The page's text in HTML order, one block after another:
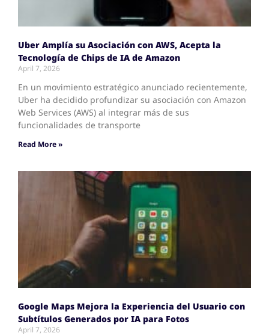
Uber Amplía su Asociación con AWS, Acepta la
Tecnología de Chips de IA de Amazon
April 7, 2026
En un movimiento estratégico anunciado recientemente,
Uber ha decidido profundizar su asociación con Amazon
Web Services (AWS) al integrar más de sus
funcionalidades de transporte
Read More »
Google Maps Mejora la Experiencia del Usuario con
Subtítulos Generados por IA para Fotos
April 7, 2026